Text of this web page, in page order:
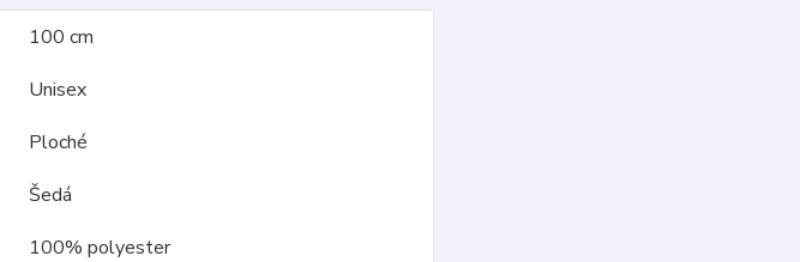
100 cm
Unisex
Ploché
Šedá
100% polyester